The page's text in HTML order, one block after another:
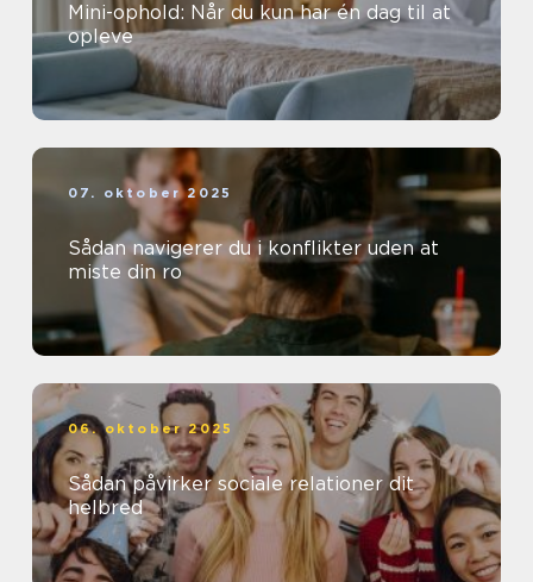
Mini-ophold: Når du kun har én dag til at
opleve
07. oktober 2025
Sådan navigerer du i konflikter uden at
miste din ro
06. oktober 2025
Sådan påvirker sociale relationer dit
helbred